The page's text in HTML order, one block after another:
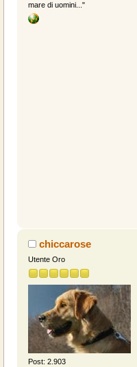
mare di uomini..."
chiccarose
Utente Oro
Post: 2.903